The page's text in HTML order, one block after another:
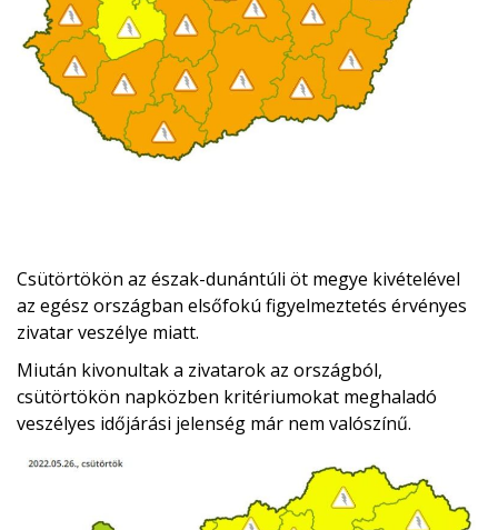
Csütörtökön az észak-dunántúli öt megye kivételével
az egész országban elsőfokú figyelmeztetés érvényes
zivatar veszélye miatt.
Miután kivonultak a zivatarok az országból,
csütörtökön napközben kritériumokat meghaladó
veszélyes időjárási jelenség már nem valószínű.